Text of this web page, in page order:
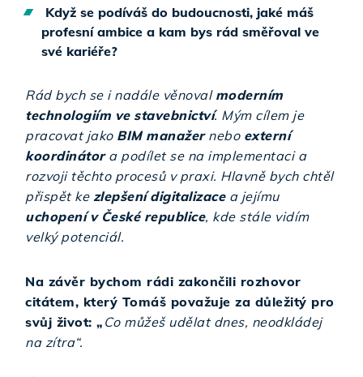
Když se podíváš do budoucnosti, jaké máš
profesní ambice a kam bys rád směřoval ve
své kariéře?
Rád bych se i nadále věnoval moderním
technologiím ve stavebnictví. Mým cílem je
pracovat jako BIM manažernebo externí
koordinátora podílet se na implementaci a
rozvoji těchto procesů v praxi. Hlavně bych chtěl
přispět ke zlepšení digitalizacea jejímu
uchopení v České republice, kde stále vidím
velký potenciál.
Na závěr bychom rádi zakončili rozhovor
citátem, který Tomáš považuje za důležitý pro
svůj život: „ Co můžeš udělat dnes, neodkládej
na zítra“.